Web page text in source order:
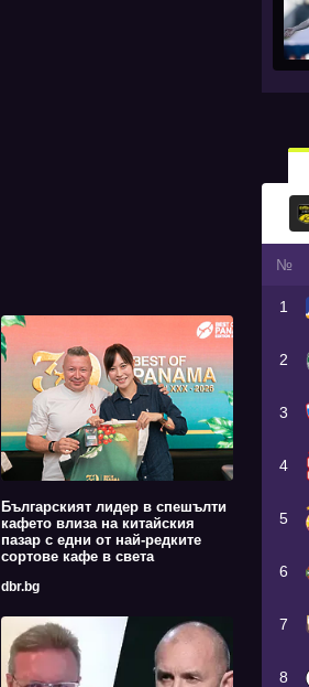
Българският лидер в спешълти
кафето влиза на китайския
пазар с едни от най-редките
сортове кафе в света
dbr.bg
№
1
2
3
4
5
6
7
8